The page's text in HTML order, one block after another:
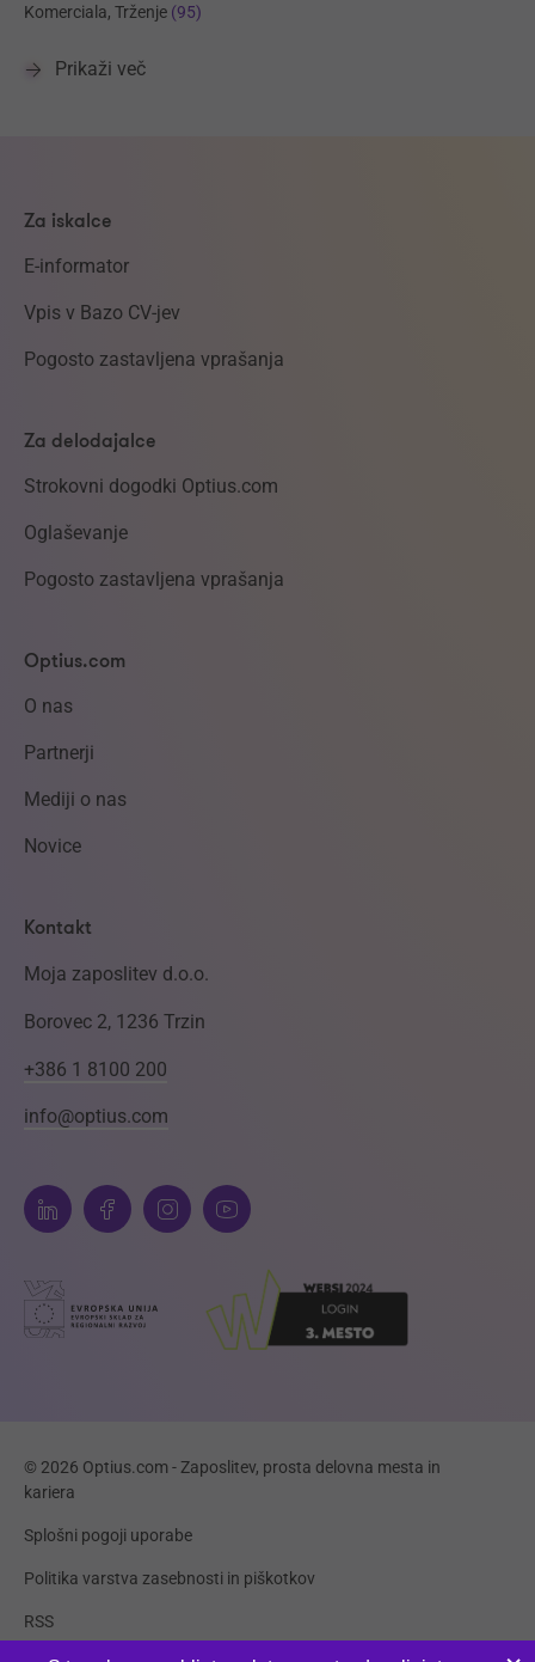
Komerciala, Trženje (95)
Prikaži več
Za iskalce
E-informator
Vpis v Bazo CV-jev
Pogosto zastavljena vprašanja
Za delodajalce
Strokovni dogodki Optius.com
Oglaševanje
Pogosto zastavljena vprašanja
Optius.com
O nas
Partnerji
Mediji o nas
Novice
Kontakt
Moja zaposlitev d.o.o.
Borovec 2, 1236 Trzin
+386 1 8100 200
info@optius.com
© 2026 Optius.com - Zaposlitev, prosta delovna mesta in
kariera
Splošni pogoji uporabe
Politika varstva zasebnosti in piškotkov
RSS